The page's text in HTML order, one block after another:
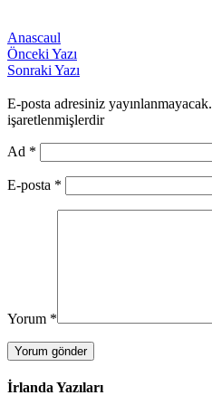
Anascaul
Önceki Yazı
Sonraki Yazı
E-posta adresiniz yayınlanmayacak.
işaretlenmişlerdir
Ad *
E-posta *
Yorum *
İrlanda Yazıları